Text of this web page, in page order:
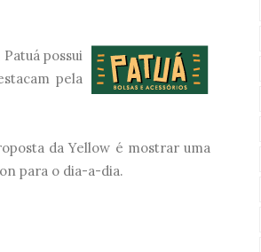
possui
pela
da Yellow é mostrar uma
para o dia-a-dia.